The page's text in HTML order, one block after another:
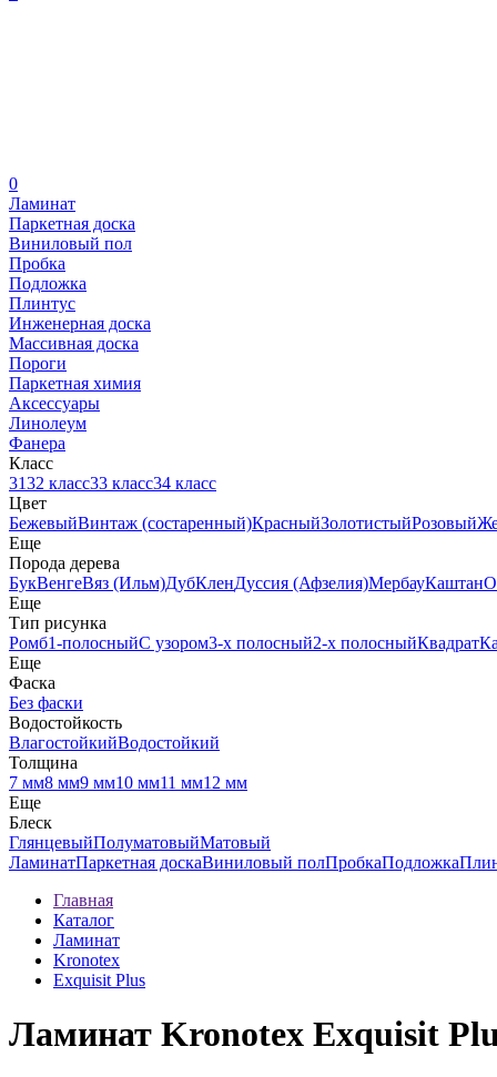
0
Ламинат
Паркетная доска
Виниловый пол
Пробка
Подложка
Плинтус
Инженерная доска
Массивная доска
Пороги
Паркетная химия
Аксессуары
Линолеум
Фанера
Класс
3132 класс33 класс34 класс
Цвет
БежевыйВинтаж (состаренный)КрасныйЗолотистыйРозовый
Еще
Порода дерева
БукВенгеВяз (Ильм)ДубКленДуссия (Афзелия)МербауКаштан
Еще
Тип рисунка
Ромб1-полосныйС узором3-х полосный2-х полосныйКвадрат
Еще
Фаска
Без фаски
Водостойкость
ВлагостойкийВодостойкий
Толщина
7 мм8 мм9 мм10 мм11 мм12 мм
Еще
Блеск
ГлянцевыйПолуматовыйМатовый
ЛаминатПаркетная доскаВиниловый полПробкаПодложка
Главная
Каталог
Ламинат
Kronotex
Exquisit Plus
Ламинат Kronotex Exquisit